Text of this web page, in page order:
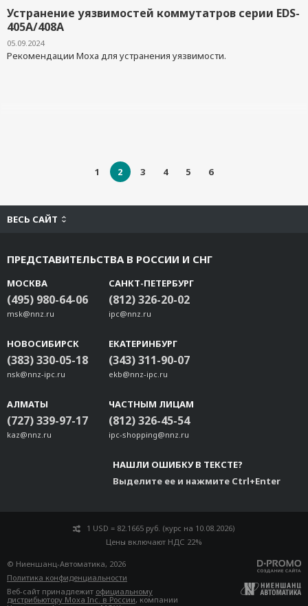
Устранение уязвимостей коммутатров серии EDS-
405A/408A
05.09.2024
Рекомендации Moxa для устранения уязвимости.
1 2 3 4 5 6
ВЕСЬ САЙТ
ПРЕДСТАВИТЕЛЬСТВА В РОССИИ И СНГ
МОСКВА
(495) 980-64-06
msk@nnz.ru
САНКТ-ПЕТЕРБУРГ
(812) 326-20-02
ipc@nnz.ru
НОВОСИБИРСК
(383) 330-05-18
nsk@nnz-ipc.ru
ЕКАТЕРИНБУРГ
(343) 311-90-07
ekb@nnz-ipc.ru
АЛМАТЫ
(727) 339-97-17
kaz@nnz.ru
ЧАСТНЫМ ЛИЦАМ
(812) 326-45-54
ipc-shopping@nnz.ru
НАШЛИ ОШИБКУ В ТЕКСТЕ?
Выделите ее и нажмите Ctrl+Enter
1 USD = 82.1665 руб. (курс на 10.08.2026)
Цены включают НДС 22%
© Ниеншанц-Автоматика, 2026
Политика конфиденциальности
Веб-сайт принадлежит официальному
дистрибьютору Moxa Inc. в России, компании